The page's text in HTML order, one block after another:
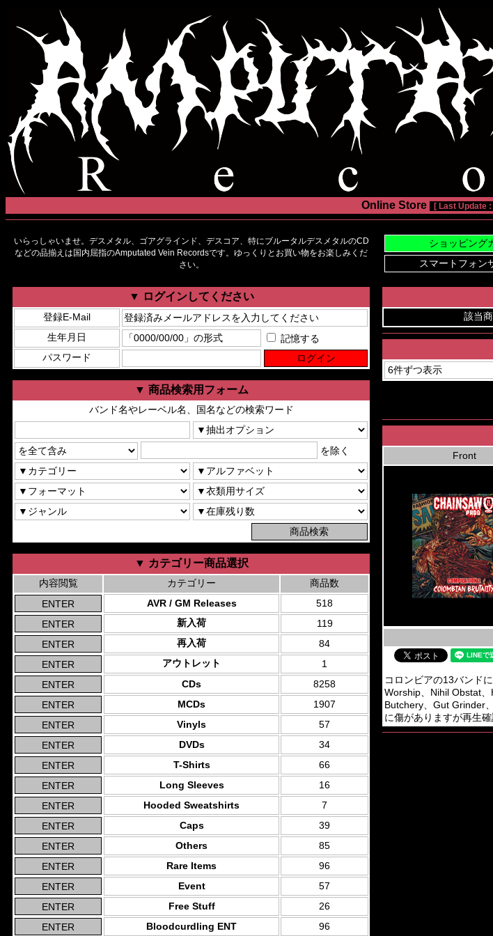
Online Store [ Last Update
いらっしゃいませ。デスメタル、ゴアグラインド、デスコア、特にブルータルデスメタルのCD
などの品揃えは国内屈指のAmputated Vein Recordsです。ゆっくりとお買い物をお楽しみくだ
さい。
▼ ログインしてください
登録E-Mail
生年月日
記憶する
パスワード
▼ 商品検索用フォーム
バンド名やレーベル名、国名などの検索ワード
を除く
▼ カテゴリー商品選択
内容閲覧 カテゴリー
商品数
AVR / GM Releases
518
新入荷
119
再入荷
84
アウトレット
1
CDs
8258
MCDs
1907
Vinyls
57
DVDs
34
T-Shirts
66
Long Sleeves
16
Hooded Sweatshirts
7
Caps
39
Others
85
Rare Items
96
Event
57
Free Stuff
26
Bloodcurdling ENT
96
該当
Front
コロンビアの13バンド
Worship、Nihil Obstat
Butchery、Gut Grinder
に傷がありますが再生確